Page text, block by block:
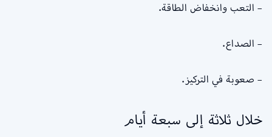
– التعب وانخفاض الطاقة.
– الصداع.
– صعوبة في التركيز.
خلال ثلاثة إلى سبعة أيام